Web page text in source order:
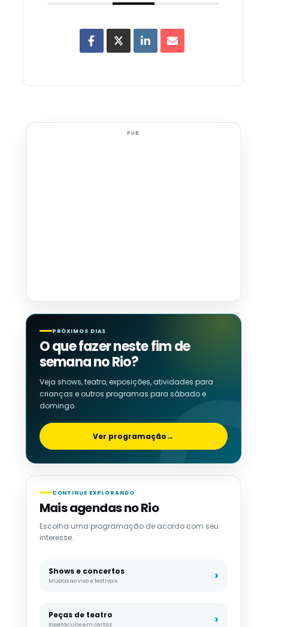
PUB
PRÓXIMOS DIAS
O que fazer neste fim de
semana no Rio?
Veja shows, teatro, exposições, atividades para
crianças e outros programas para sábado e
domingo.
Ver programação→
CONTINUE EXPLORANDO
Mais agendas no Rio
Escolha uma programação de acordo com seu
interesse.
Shows e concertos
Música ao vivo e festivais
Peças de teatro
Espetáculos em cartaz